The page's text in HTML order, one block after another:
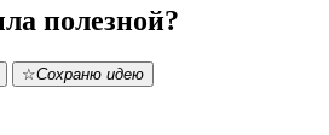
полезной?
☆Сохраню идею